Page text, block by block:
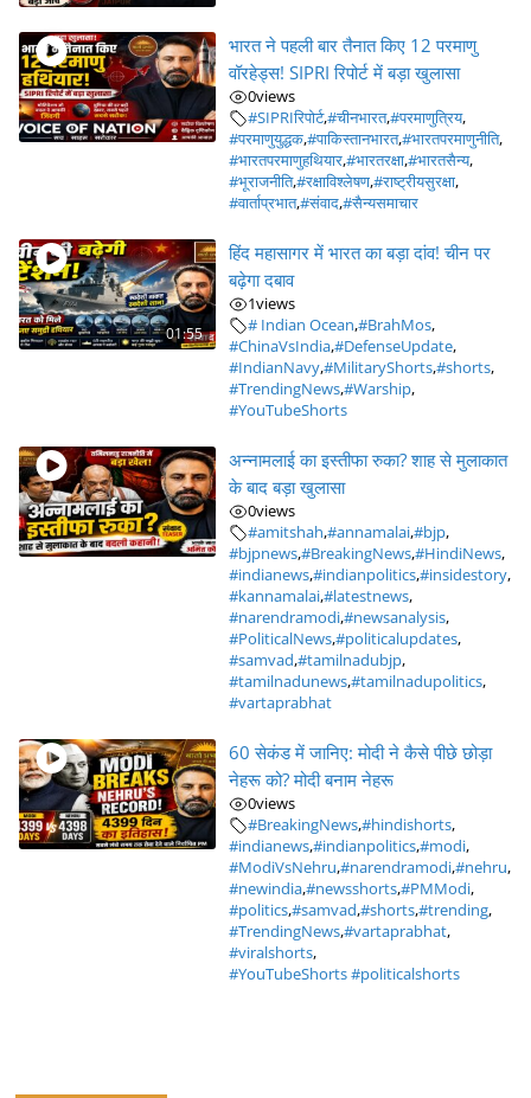
भारत ने पहली बार तैनात किए 12 परमाणु
वॉरहेड्स! SIPRI रिपोर्ट में बड़ा खुलासा
0views
#SIPRIरिपोर्ट,#चीनभारत,#परमाणुत्रिय,
#परमाणुयुद्धक,#पाकिस्तानभारत,#भारतपरमाणुनीति,
#भारतपरमाणुहथियार,#भारतरक्षा,#भारतसैन्य,
#भूराजनीति,#रक्षाविश्लेषण,#राष्ट्रीयसुरक्षा,
#वार्ताप्रभात,#संवाद,#सैन्यसमाचार
01:55
हिंद महासागर में भारत का बड़ा दांव! चीन पर
बढ़ेगा दबाव
1views
# Indian Ocean,#BrahMos,
#ChinaVsIndia,#DefenseUpdate,
#IndianNavy,#MilitaryShorts,#shorts,
#TrendingNews,#Warship,
#YouTubeShorts
अन्नामलाई का इस्तीफा रुका? शाह से मुलाकात
के बाद बड़ा खुलासा
0views
#amitshah,#annamalai,#bjp,
#bjpnews,#BreakingNews,#HindiNews,
#indianews,#indianpolitics,#insidestory,
#kannamalai,#latestnews,
#narendramodi,#newsanalysis,
#PoliticalNews,#politicalupdates,
#samvad,#tamilnadubjp,
#tamilnadunews,#tamilnadupolitics,
#vartaprabhat
60 सेकंड में जानिए: मोदी ने कैसे पीछे छोड़ा
नेहरू को? मोदी बनाम नेहरू
0views
#BreakingNews,#hindishorts,
#indianews,#indianpolitics,#modi,
#ModiVsNehru,#narendramodi,#nehru,
#newindia,#newsshorts,#PMModi,
#politics,#samvad,#shorts,#trending,
#TrendingNews,#vartaprabhat,
#viralshorts,
#YouTubeShorts #politicalshorts